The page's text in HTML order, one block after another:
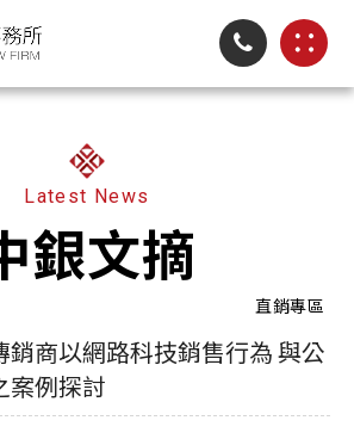
Latest News
銀文摘
直銷專區
商以網路科技銷售行為 與公
案例探討